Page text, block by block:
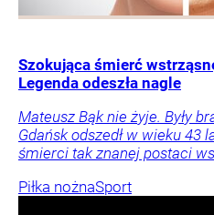
Szokująca śmierć
Legenda odeszła nagle
Mateusz Bąk nie żyje. Były
Gdańsk odszedł w wieku 43
śmierci tak znanej postaci
Piłka nożnaSport